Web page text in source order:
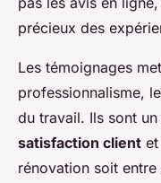
précieux des
Les témoignages
professionnalisme,
du travail. Ils sont
satisfaction client
rénovation soit